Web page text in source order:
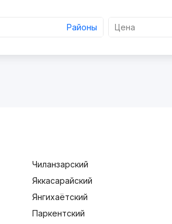
Районы Цена
Чиланзарский
Яккасарайский
Янгихаётский
Паркентский